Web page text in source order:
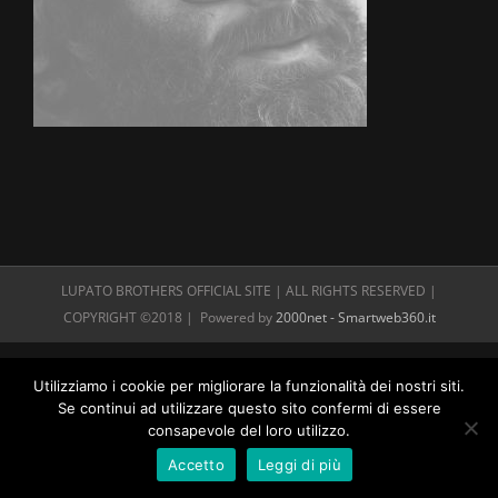
LUPATO BROTHERS OFFICIAL SITE | ALL RIGHTS RESERVED |
COPYRIGHT ©2018 | Powered by2000net - Smartweb360.it
Utilizziamo i cookie per migliorare la funzionalità dei nostri siti.
Se continui ad utilizzare questo sito confermi di essere
consapevole del loro utilizzo.
Accetto
Leggi di più